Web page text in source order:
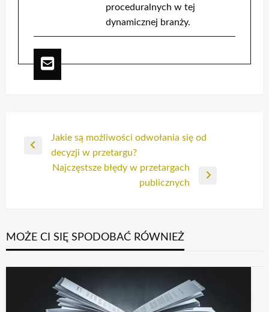
proceduralnych w tej
dynamicznej branży.
Nawigacja
wpisu
Poprzedni
Jakie są możliwości odwołania się od
decyzji w przetargu?
Najczęstsze błędy w przetargach
publicznych
MOŻE CI SIĘ SPODOBAĆ RÓWNIEŻ